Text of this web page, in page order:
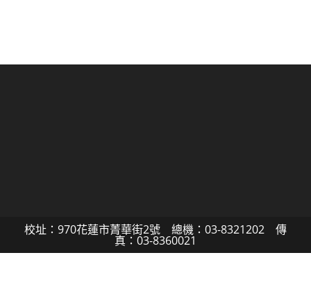
校址：970花蓮市菁華街2號 總機：03-8321202 傳
真：03-8360021